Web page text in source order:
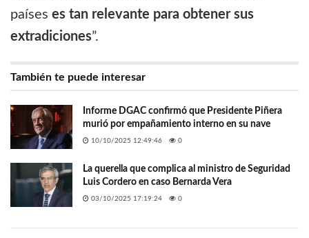
países es tan relevante para obtener sus
extradiciones”.
También te puede interesar
Informe DGAC confirmó que Presidente Piñera
murió por empañamiento interno en su nave
10/10/2025 12:49:46 0
La querella que complica al ministro de Seguridad
Luis Cordero en caso Bernarda Vera
03/10/2025 17:19:24 0